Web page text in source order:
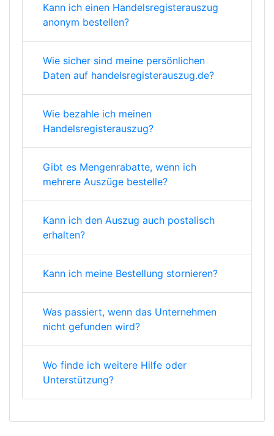
Kann ich einen Handelsregisterauszug
anonym bestellen?
Wie sicher sind meine persönlichen
Daten auf handelsregisterauszug.de?
Wie bezahle ich meinen
Handelsregisterauszug?
Gibt es Mengenrabatte, wenn ich
mehrere Auszüge bestelle?
Kann ich den Auszug auch postalisch
erhalten?
Kann ich meine Bestellung stornieren?
Was passiert, wenn das Unternehmen
nicht gefunden wird?
Wo finde ich weitere Hilfe oder
Unterstützung?